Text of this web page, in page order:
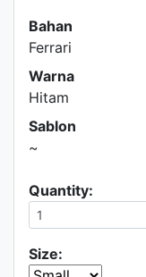
Bahan
Ferrari
Warna
Hitam
Sablon
~
Quantity:
Size: